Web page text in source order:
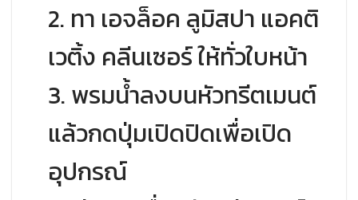
2. ทา เอจล็อค ลูมิสปา แอคติ
เวติ้ง คลีนเซอร์ ให้ทั่วใบหน้า
3. พรมน้ำลงบนหัวทรีตเมนต์
แล้วกดปุ่มเปิดปิดเพื่อเปิด
อุปกรณ์